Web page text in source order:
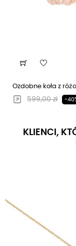
Ozdobne koła z
Regularna
599,00 zł -
KLIENCI,